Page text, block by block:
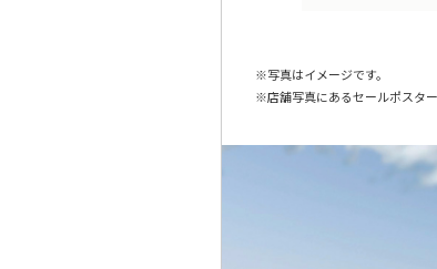
写真はイメージです。
店舗写真にあるセールポスタ